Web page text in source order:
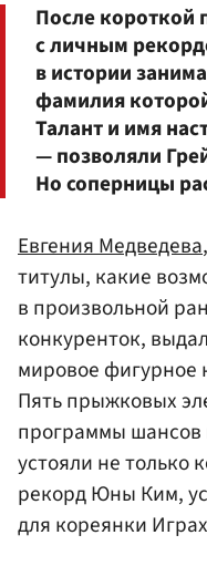
После короткой
с личным
в истории
фамилия
Талант и имя
— позволяли
Но соперницы
Евгения Медведева
титулы, какие
в произвольной
конкуренток,
мировое фигурное
Пять прыжковых
программы шансов
устояли не только
рекорд Юны Ким,
для кореянки